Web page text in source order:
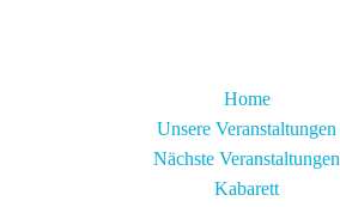
Home
Unsere Veranstaltungen
Nächste Veranstaltungen
Kabarett